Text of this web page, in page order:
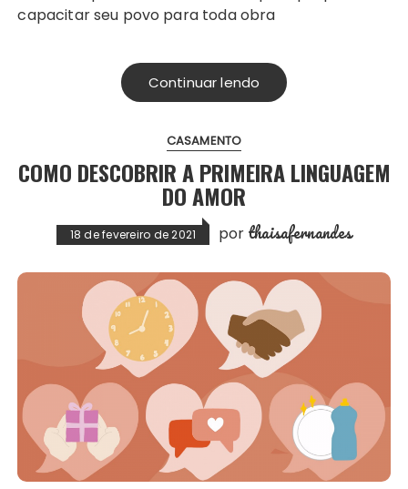
capacitar seu povo para toda obra
Continuar lendo
CASAMENTO
COMO DESCOBRIR A PRIMEIRA LINGUAGEM
DO AMOR
18 de fevereiro de 2021 por thaisafernandes